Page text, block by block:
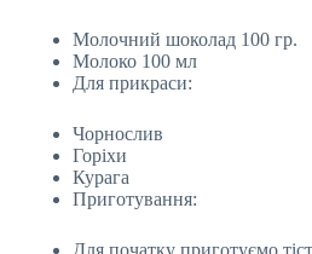
Молочний шоколад 100 гр.
Молоко 100 мл
Для прикраси:
Чорнослив
Горіхи
Курага
Приготування:
Для початку приготуємо